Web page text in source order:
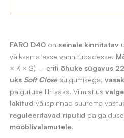
FARO D40 on seinale kinnitatav
väiksematesse vannitubadesse.
× K × S) – eriti õhuke sügavus
uks Soft Closesulgumisega,
paigutuse lihtsaks. Viimistlus
lakitud välispinnad suurema
reguleeritavad riputid
mööblivalamutele.